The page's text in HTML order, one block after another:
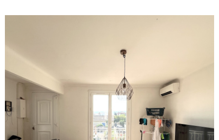
opportunité idéale pour un investissement locatif fiable, ou pour un
VOIR LE BIEN